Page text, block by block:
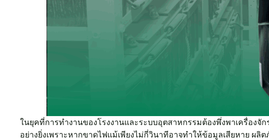
ในยุคที่การทำงานของโรงงานและระบบอุตสาหกรรมต้องพึ่งพาเครื่องจั
อย่างยิ่งเพราะหากขาดไฟแม้เพียงไม่กี่วินาทีอาจทำให้ข้อมูลเสียหาย